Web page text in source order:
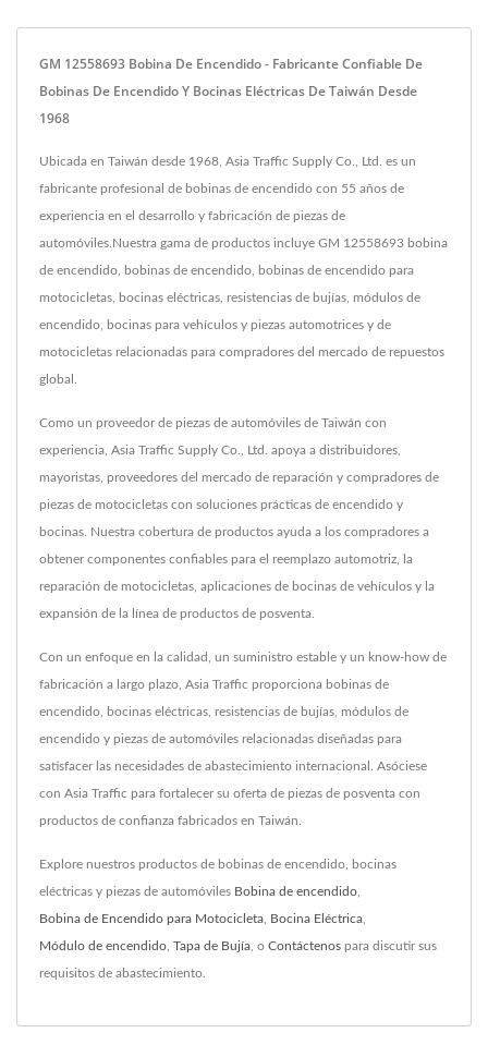
GM 12558693 Bobina De Encendido - Fabricante Confiable De
Bobinas De Encendido Y Bocinas Eléctricas De Taiwán Desde
1968
Ubicada en Taiwán desde 1968, Asia Traffic Supply Co., Ltd. es un
fabricante profesional de bobinas de encendido con 55 años de
experiencia en el desarrollo y fabricación de piezas de
automóviles.Nuestra gama de productos incluye GM 12558693 bobina
de encendido, bobinas de encendido, bobinas de encendido para
motocicletas, bocinas eléctricas, resistencias de bujías, módulos de
encendido, bocinas para vehículos y piezas automotrices y de
motocicletas relacionadas para compradores del mercado de repuestos
global.
Como un proveedor de piezas de automóviles de Taiwán con
experiencia, Asia Traffic Supply Co., Ltd. apoya a distribuidores,
mayoristas, proveedores del mercado de reparación y compradores de
piezas de motocicletas con soluciones prácticas de encendido y
bocinas. Nuestra cobertura de productos ayuda a los compradores a
obtener componentes confiables para el reemplazo automotriz, la
reparación de motocicletas, aplicaciones de bocinas de vehículos y la
expansión de la línea de productos de posventa.
Con un enfoque en la calidad, un suministro estable y un know-how de
fabricación a largo plazo, Asia Traffic proporciona bobinas de
encendido, bocinas eléctricas, resistencias de bujías, módulos de
encendido y piezas de automóviles relacionadas diseñadas para
satisfacer las necesidades de abastecimiento internacional. Asóciese
con Asia Traffic para fortalecer su oferta de piezas de posventa con
productos de confianza fabricados en Taiwán.
Explore nuestros productos de bobinas de encendido, bocinas
eléctricas y piezas de automóviles Bobina de encendido
Bobina de Encendido para Motocicleta Bocina Eléctrica
Módulo de encendido Tapa de Bujía , o Contáctenos para discutir sus
requisitos de abastecimiento.